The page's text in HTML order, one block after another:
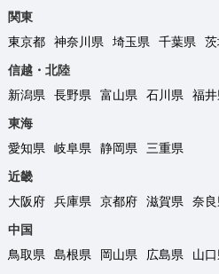
関東
東京都
神奈川県 埼玉県 千葉県
信越・北陸
新潟県
長野県 富山県 石川県
福井
東海
愛知県
岐阜県 静岡県
三重県
近畿
大阪府
兵庫県 京都府 滋賀県 奈良
中国
鳥取県
島根県 岡山県 広島県
山